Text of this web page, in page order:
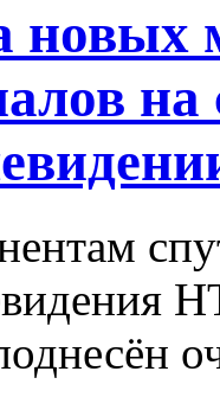
новых
на